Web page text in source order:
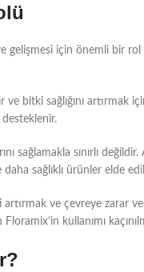
gelişmesi için önemli bir
bitki sağlığını artırmak
sağlamakla sınırlı
sağlıklı ürünler elde
artırmak ve çevreye zarar
kullanımı